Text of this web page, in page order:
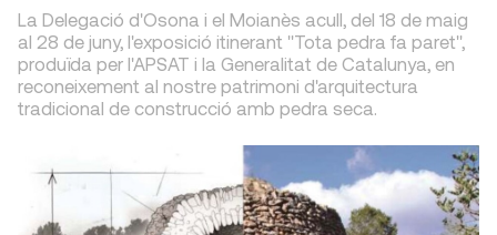
La Delegació d'Osona i el Moianès acull, del 18 de maig
al 28 de juny, l'exposició itinerant "Tota pedra fa paret",
produïda per l'APSAT i la Generalitat de Catalunya, en
reconeixement al nostre patrimoni d'arquitectura
tradicional de construcció amb pedra seca.